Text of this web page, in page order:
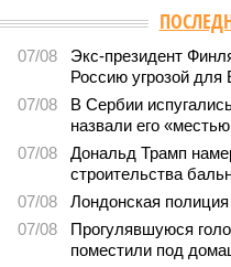
07/08
Экс-президент
Россию угрозой для
07/08
В Сербии
назвали его
07/08
Дональд Трамп
строительства
07/08
Лондонская
07/08
Прогулявшуюся
поместили под